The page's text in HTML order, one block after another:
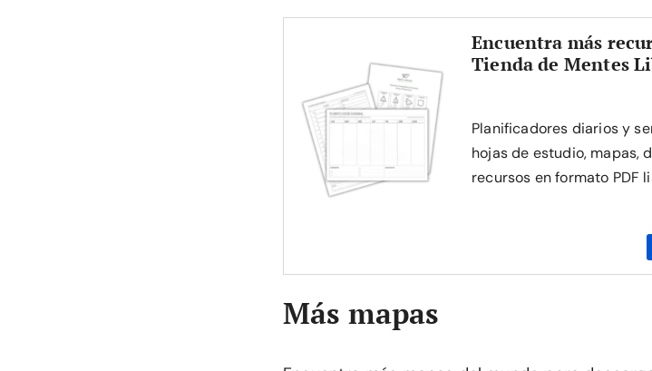
Encuentra más
Tienda de Mentes
Planificadores diarios y
hojas de estudio, mapas,
recursos en formato PDF
Más mapas